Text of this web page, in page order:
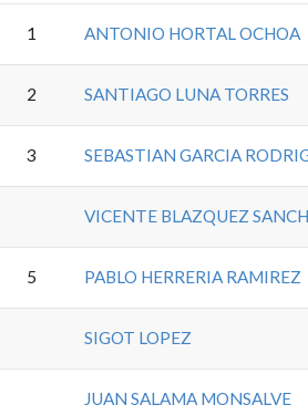
1 ANTONIO HORTAL OCHOA
2 SANTIAGO LUNA TORRES
3 SEBASTIAN GARCIA
VICENTE BLAZQUEZ
5 PABLO HERRERIA RAMIREZ
SIGOT LOPEZ
JUAN SALAMA MONSALVE